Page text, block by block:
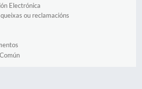
Electrónica
ou reclamacións